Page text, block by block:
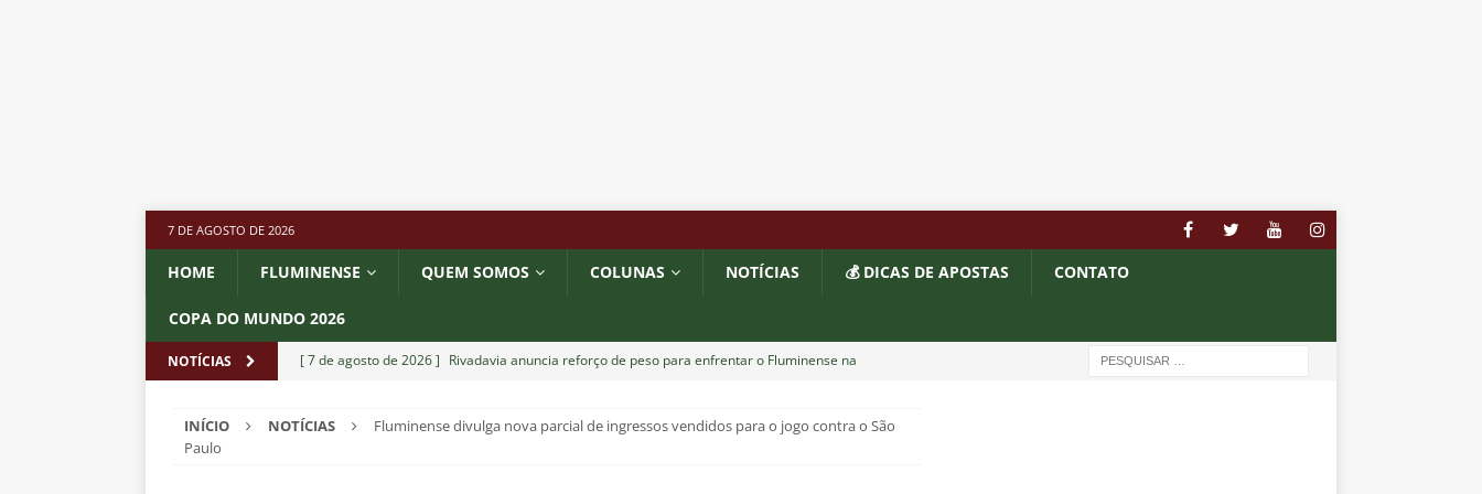
7 DE AGOSTO DE 2026
HOME FLUMINENSE QUEM SOMOS COLUNAS NOTÍCIAS 💰 DICAS DE APOSTAS CONTATO
COPA DO MUNDO 2026
NOTÍCIAS [ 7 de agosto de 2026 ] Rivadavia anuncia reforço de peso para enfrentar o Fluminense na
[ 7 de agosto de 2026 ] Fluminense x Botafogo pelo Brasileirão Feminino é adiado; saiba o motivo
INÍCIO NOTÍCIAS
Fluminense divulga nova parcial de ingressos vendidos para o jogo contra o São
Paulo